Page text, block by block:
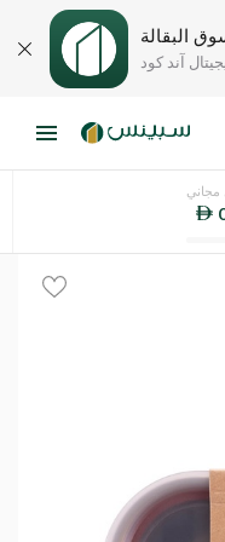
البقالة
آند كود
مجاني